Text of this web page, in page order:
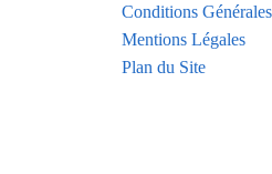
Conditions
Mentions Légales
Plan du Site